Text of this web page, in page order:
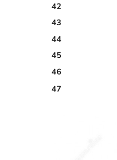
42
43
44
45
46
47